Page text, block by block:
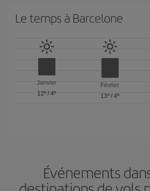
Le temps à Barcelone
Janvier
12º/4º
Février
13º / 4º
Événements